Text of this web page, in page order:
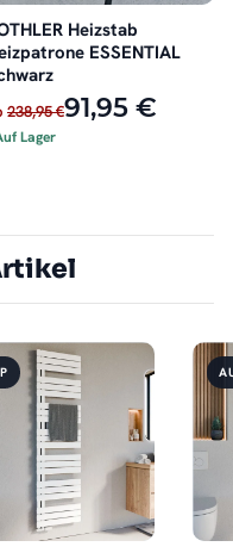
Heizstab
ESSENTIAL
238,95 €91,95 €
Lager